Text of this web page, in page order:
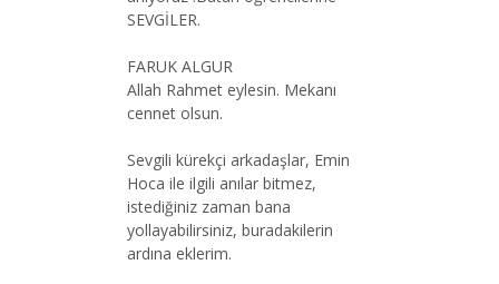
SEVGİLER.
FARUK ALGUR
Allah Rahmet eylesin. Mekanı
cennet olsun.
Sevgili kürekçi arkadaşlar, Emin
Hoca ile ilgili anılar bitmez,
istediğiniz zaman bana
yollayabilirsiniz, buradakilerin
ardına eklerim.